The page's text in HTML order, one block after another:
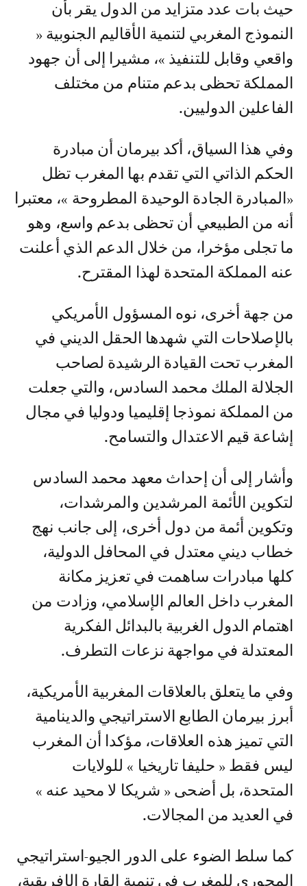
حيث بات عدد متزايد من الدول يقر بأن
النموذج المغربي لتنمية الأقاليم الجنوبية «
واقعي وقابل للتنفيذ »، مشيرا إلى أن جهود
المملكة تحظى بدعم متنام من مختلف
الفاعلين الدوليين.
وفي هذا السياق، أكد بيرمان أن مبادرة
الحكم الذاتي التي تقدم بها المغرب تظل
«المبادرة الجادة الوحيدة المطروحة »، معتبرا
أنه من الطبيعي أن تحظى بدعم واسع، وهو
ما تجلى مؤخرا، من خلال الدعم الذي أعلنت
عنه المملكة المتحدة لهذا المقترح.
من جهة أخرى، نوه المسؤول الأمريكي
بالإصلاحات التي شهدها الحقل الديني في
المغرب تحت القيادة الرشيدة لصاحب
الجلالة الملك محمد السادس، والتي جعلت
من المملكة نموذجا إقليميا ودوليا في مجال
إشاعة قيم الاعتدال والتسامح.
وأشار إلى أن إحداث معهد محمد السادس
لتكوين الأئمة المرشدين والمرشدات،
وتكوين أئمة من دول أخرى، إلى جانب نهج
خطاب ديني معتدل في المحافل الدولية،
كلها مبادرات ساهمت في تعزيز مكانة
المغرب داخل العالم الإسلامي، وزادت من
اهتمام الدول الغربية بالبدائل الفكرية
المعتدلة في مواجهة نزعات التطرف.
وفي ما يتعلق بالعلاقات المغربية الأمريكية،
أبرز بيرمان الطابع الاستراتيجي والدينامية
التي تميز هذه العلاقات، مؤكدا أن المغرب
ليس فقط « حليفا تاريخيا » للولايات
المتحدة، بل أضحى « شريكا لا محيد عنه »
في العديد من المجالات.
كما سلط الضوء على الدور الجيو-استراتيجي
المحوري للمغرب في تنمية القارة الإفريقية،